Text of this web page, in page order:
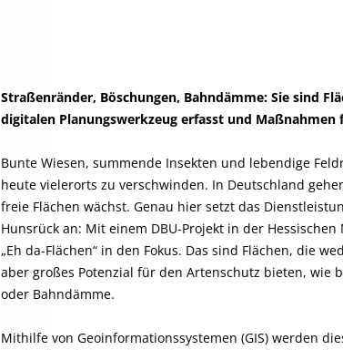
Straßenränder, Böschungen, Bahndämme: Sie sind
digitalen Planungswerkzeug erfasst und
Bunte Wiesen, summende Insekten und lebendige
heute vielerorts zu verschwinden. In Deutschland
freie Flächen wächst. Genau hier setzt das
Hunsrück an: Mit einem DBU-Projekt in der
„Eh da-Flächen“ in den Fokus. Das sind Flächen, die
aber großes Potenzial für den Artenschutz bieten, wie
oder Bahndämme.
Mithilfe von Geoinformationssystemen (GIS) werden